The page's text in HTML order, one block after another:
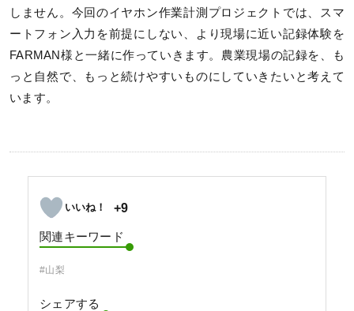
しません。今回のイヤホン作業計測プロジェクトでは、スマ
ートフォン入力を前提にしない、より現場に近い記録体験を
FARMAN様と一緒に作っていきます。農業現場の記録を、も
っと自然で、もっと続けやすいものにしていきたいと考えて
います。
+9
関連キーワード
#山梨
シェアする